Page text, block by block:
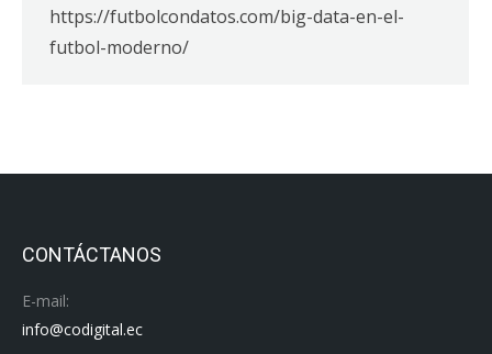
https://futbolcondatos.com/big-data-en-el-
futbol-moderno/
CONTÁCTANOS
E-mail:
info@codigital.ec